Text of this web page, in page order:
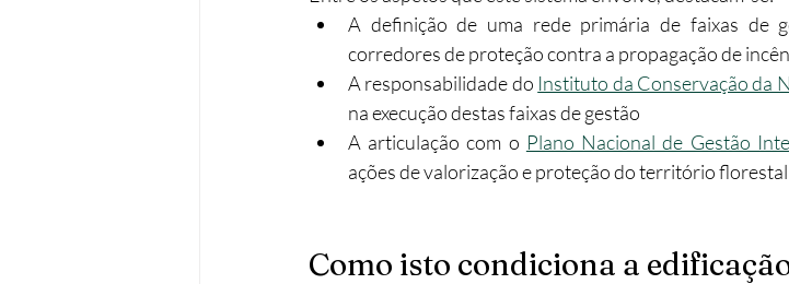
A definição de uma rede primária de faixas de
corredores de proteção contra a propagação de
A responsabilidade do Instituto da Conservação da
na execução destas faixas de gestão
A articulação com o Plano Nacional de Gestão
ações de valorização e proteção do território florestal
Como isto condiciona a